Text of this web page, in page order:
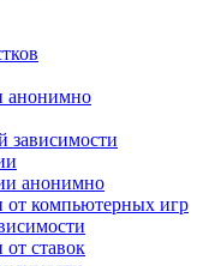
анонимно
зависимости
анонимно
от компьютерных игр
ставок